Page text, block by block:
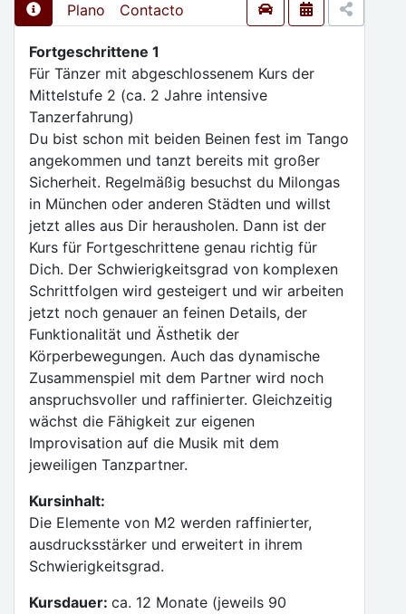
Plano Contacto
Fortgeschrittene 1
Für Tänzer mit abgeschlossenem Kurs der
Mittelstufe 2 (ca. 2 Jahre intensive
Tanzerfahrung)
Du bist schon mit beiden Beinen fest im Tango
angekommen und tanzt bereits mit großer
Sicherheit. Regelmäßig besuchst du Milongas
in München oder anderen Städten und willst
jetzt alles aus Dir herausholen. Dann ist der
Kurs für Fortgeschrittene genau richtig für
Dich. Der Schwierigkeitsgrad von komplexen
Schrittfolgen wird gesteigert und wir arbeiten
jetzt noch genauer an feinen Details, der
Funktionalität und Ästhetik der
Körperbewegungen. Auch das dynamische
Zusammenspiel mit dem Partner wird noch
anspruchsvoller und raffinierter. Gleichzeitig
wächst die Fähigkeit zur eigenen
Improvisation auf die Musik mit dem
jeweiligen Tanzpartner.
Kursinhalt:
Die Elemente von M2 werden raffinierter,
ausdrucksstärker und erweitert in ihrem
Schwierigkeitsgrad.
Kursdauer: ca. 12 Monate (jeweils 90